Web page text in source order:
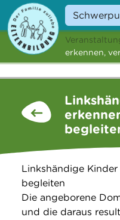
Angebote
News
Suche
erkennen,
Linkshändige
begleiten
Die angeborene
und die daraus